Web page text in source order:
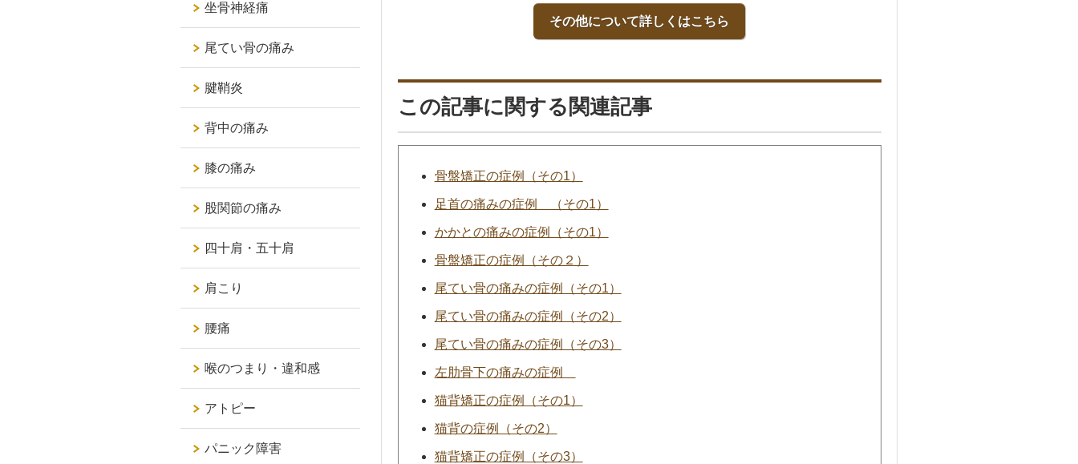
その他について詳しくはこちら
この記事に関する関連記事
骨盤矯正の症例（その1）
足首の痛みの症例 （その1）
かかとの痛みの症例（その1）
骨盤矯正の症例（その２）
尾てい骨の痛みの症例（その1）
尾てい骨の痛みの症例（その2）
尾てい骨の痛みの症例（その3）
左肋骨下の痛みの症例
猫背矯正の症例（その1）
猫背の症例（その2）
猫背矯正の症例（その3）
坐骨神経痛
尾てい骨の痛み
腱鞘炎
背中の痛み
膝の痛み
股関節の痛み
四十肩・五十肩
肩こり
腰痛
喉のつまり・違和感
アトピー
パニック障害